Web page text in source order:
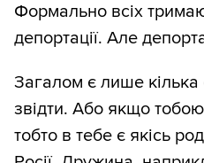
Формально всіх
депортації. Але
Загалом є лише кілька
звідти. Або якщо
тобто в тебе є якісь